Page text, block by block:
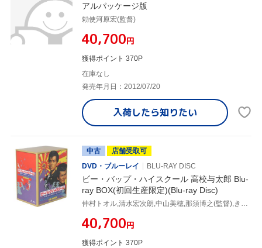
アルパッケージ版
勅使河原宏(監督)
¥40,700円
獲得ポイント 370P
在庫なし
発売年月日：2012/07/20
入荷したら知りたい
中古
店舗受取可
DVD・ブルーレイ
BLU-RAY DISC
ビー・バップ・ハイスクール 高校与太郎 Blu-
ray BOX(初回生産限定)(Blu-ray Disc)
¥40,700円
獲得ポイント 370P